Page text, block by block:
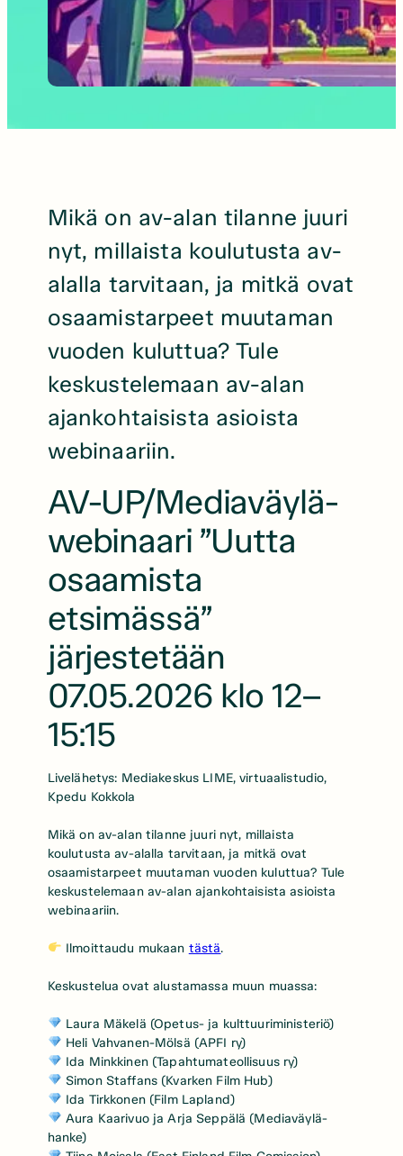
Mikä on av-alan tilanne juuri
nyt, millaista koulutusta av-
alalla tarvitaan, ja mitkä ovat
osaamistarpeet muutaman
vuoden kuluttua? Tule
keskustelemaan av-alan
ajankohtaisista asioista
webinaariin.
AV-UP/Mediaväylä-
webinaari ”Uutta
osaamista
etsimässä”
järjestetään
07.05.2026 klo 12–
15:15
Livelähetys: Mediakeskus LIME, virtuaalistudio,
Kpedu Kokkola
Mikä on av-alan tilanne juuri nyt, millaista
koulutusta av-alalla tarvitaan, ja mitkä ovat
osaamistarpeet muutaman vuoden kuluttua? Tule
keskustelemaan av-alan ajankohtaisista asioista
webinaariin.
Ilmoittaudu mukaan tästä.
Keskustelua ovat alustamassa muun muassa:
Laura Mäkelä (Opetus- ja kulttuuriministeriö)
Heli Vahvanen-Mölsä (APFI ry)
Ida Minkkinen (Tapahtumateollisuus ry)
Simon Staffans (Kvarken Film Hub)
Ida Tirkkonen (Film Lapland)
Aura Kaarivuo ja Arja Seppälä (Mediaväylä-
hanke)